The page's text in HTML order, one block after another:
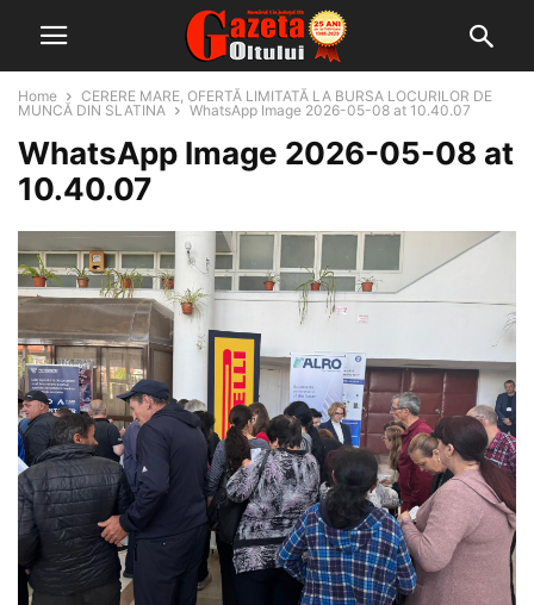
Home
CERERE MARE, OFERTĂ LIMITATĂ LA BURSA LOCURILOR DE
MUNCĂ DIN SLATINA
WhatsApp Image 2026-05-08 at 10.40.07
WhatsApp Image 2026-05-08 at
10.40.07